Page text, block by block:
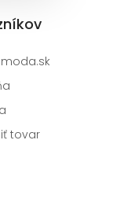
tovar